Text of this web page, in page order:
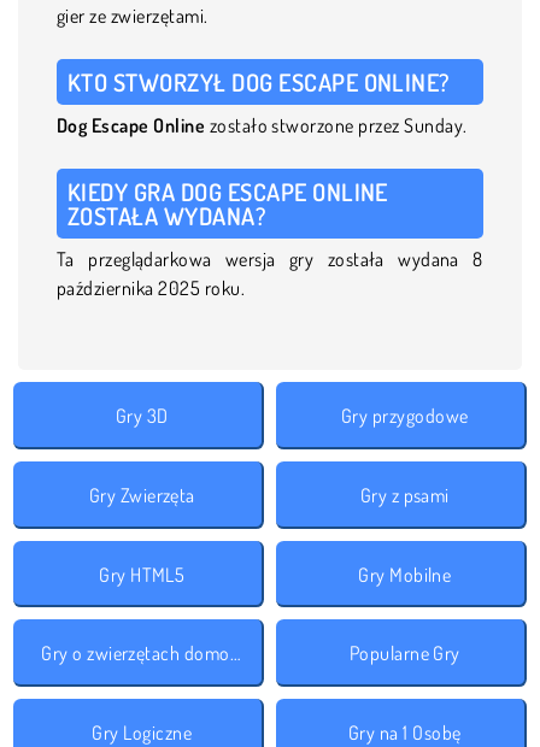
gier ze zwierzętami.
KTO STWORZYŁ DOG ESCAPE ONLINE?
Dog Escape Online zostało stworzone przez Sunday.
KIEDY GRA DOG ESCAPE ONLINE
ZOSTAŁA WYDANA?
Ta przeglądarkowa wersja gry została wydana 8
października 2025 roku.
Gry 3D Gry przygodowe
Gry Zwierzęta Gry z psami
Gry HTML5 Gry Mobilne
Gry o zwierzętach domowych Popularne Gry
Gry Logiczne Gry na 1 Osobę